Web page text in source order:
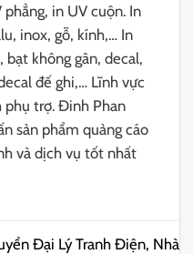
phẳng, in UV cuộn. In
inox, gỗ, kính,… In
bạt không gân, decal,
đế ghi,… Lĩnh vực
phụ trợ. Đinh Phan
sản phẩm quảng cáo
và dịch vụ tốt nhất
Đại Lý Tranh Điện, Nhà